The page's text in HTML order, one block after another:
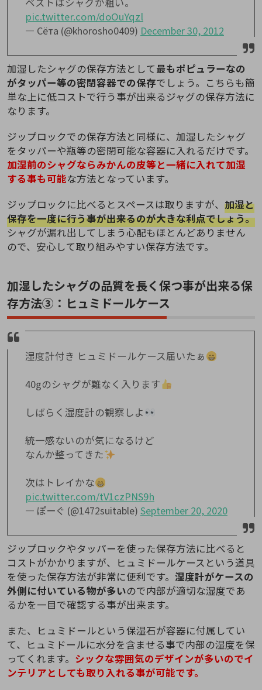
pic.twitter.com/doOuYqzl
— Сёта (@khorosho0409) December 30, 2012
加湿したシャグの保存方法として最もポピュラーなの
がタッパー等の密閉容器での保存でしょう。こちらも簡
単な上に低コストで行う事が出来るジャグの保存方法に
なります。
ジップロックでの保存方法と同様に、加湿したシャグ
をタッパーや瓶等の密閉可能な容器に入れるだけです。
加湿前のシャグならみかんの皮等と一緒に入れて加湿
する事も可能な方法となっています。
ジップロックに比べるとスペースは取りますが、 加湿と
保存を一度に行う事が出来るのが大きな利点でしょう。
シャグが漏れ出してしまう心配もほとんどありません
ので、安心して取り組みやすい保存方法です。
加湿したシャグの品質を長く保つ事が出来る保
存方法③：ヒュミドールケース
湿度計付き ヒュミドールケース届いたぁ
40gのシャグが難なく入ります
しばらく湿度計の観察しよ
統一感ないのが気になるけど
なんか整ってきた
次はトレイかな
pic.twitter.com/tV1czPNS9h
— ぽーぐ (@1472suitable) September 20, 2020
ジップロックやタッパーを使った保存方法に比べると
コストがかかりますが、ヒュミドールケースという道具
を使った保存方法が非常に便利です。 湿度計がケースの
外側に付いている物が多いので内部が適切な湿度であ
るかを一目で確認する事が出来ます。
また、ヒュミドールという保湿石が容器に付属してい
て、ヒュミドールに水分を含ませる事で内部の湿度を保
ってくれます。 シックな雰囲気のデザインが多いのでイ
ンテリアとしても取り入れる事が可能です。